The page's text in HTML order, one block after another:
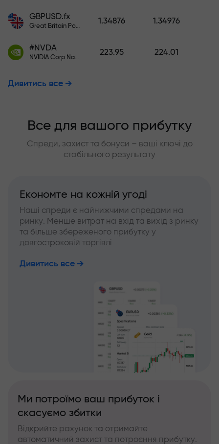
GBPUSD.fx
Great Britain Pound vs US Dollar
1.34876 1.34976
#NVDA
NVIDIA Corp Nasdaq Stock Exchange (Nasdaq) USD
223.95 224.01
Дивитись все
Все для вашого прибутку
Спреди, захист та бонуси – ваші ключі до
стабільного результату
Економте на кожній угоді
Наші спреди є найнижчими спредами на
ринку. Менше витрат на вхід та вихід з ринку
та більше збереженого прибутку у
довгостроковій торгівлі
Дивитись все
Ми потроїмо ваш прибуток і
скасуємо збитки
Відкрийте рахунок та отримайте
автоматичний захист та потроєння прибутку.